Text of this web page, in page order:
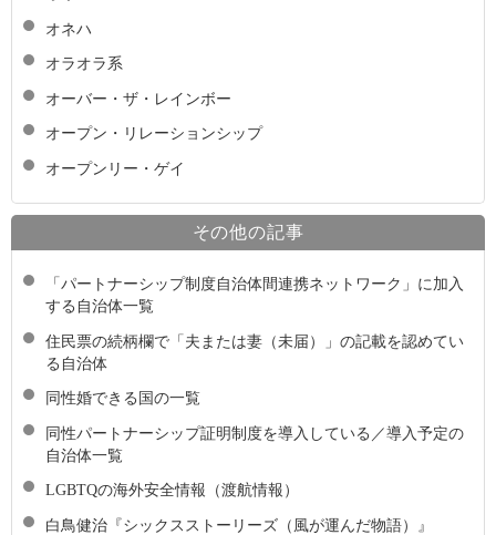
オネハ
オラオラ系
オーバー・ザ・レインボー
オープン・リレーションシップ
オープンリー・ゲイ
その他の記事
「パートナーシップ制度自治体間連携ネットワーク」に加入
する自治体一覧
住民票の続柄欄で「夫または妻（未届）」の記載を認めてい
る自治体
同性婚できる国の一覧
同性パートナーシップ証明制度を導入している／導入予定の
自治体一覧
LGBTQの海外安全情報（渡航情報）
白鳥健治『シックスストーリーズ（風が運んだ物語）』